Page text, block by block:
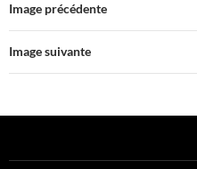
Image précédente
Image suivante